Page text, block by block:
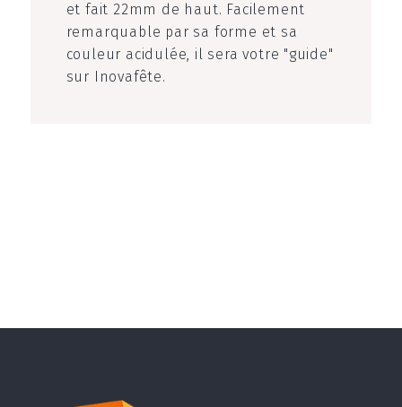
et fait 22mm de haut. Facilement
remarquable par sa forme et sa
couleur acidulée, il sera votre "guide"
sur Inovafête.